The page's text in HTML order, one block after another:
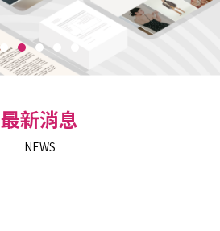
最新消息
NEWS